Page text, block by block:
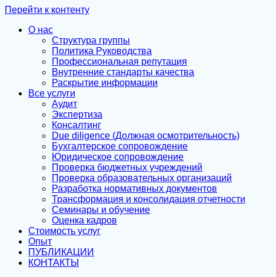
Перейти к контенту
О нас
Структура группы
Политика Руководства
Профессиональная репутация
Внутренние стандарты качества
Раскрытие информации
Все услуги
Аудит
Экспертиза
Консалтинг
Due diligence (Должная осмотрительность)
Бухгалтерское сопровождение
Юридическое сопровождение
Проверка бюджетных учреждений
Проверка образовательных организаций
Разработка нормативных документов
Трансформация и консолидация отчетности
Семинары и обучение
Оценка кадров
Стоимость услуг
Опыт
ПУБЛИКАЦИИ
КОНТАКТЫ